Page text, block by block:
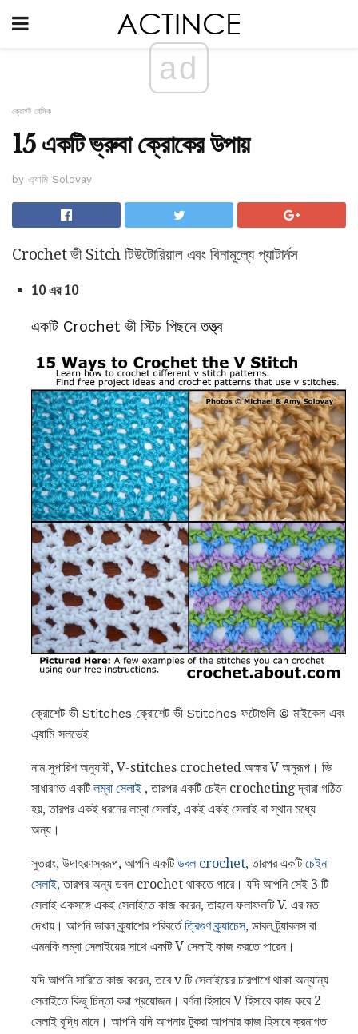
ad
ক্রোশ্ট বেসিক
15 একটি ভ্রুবা ক্রোকের উপায়
by এ্যামি Solovay
Crochet ভী Sitch টিউটোরিয়াল এবং বিনামূল্যে প্যাটার্নস
10 এর 10
একটি Crochet ভী স্টিচ পিছনে তত্ত্ব
ক্রোশেট ভী Stitches ক্রোশেট ভী Stitches ফটোগুলি © মাইকেল এবং
এ্যামি সলভেই
নাম সুপারিশ অনুযায়ী, V-stitches crocheted অক্ষর V অনুরূপ। ভি
সাধারণত একটিলম্বা সেলাই , তারপর একটি চেইন crocheting দ্বারা গঠিত
হয়, তারপর একই ধরনের লম্বা সেলাই, একই একই সেলাই বা স্থান মধ্যে
অন্য।
সুতরাং, উদাহরণস্বরূপ, আপনি একটিডবল crochet,তারপর একটিচেইন
সেলাই,তারপর অন্য ডবল crochet থাকতে পারে। যদি আপনি সেই 3 টি
সেলাই একসঙ্গে একই সেলাইতে কাজ করেন, তাহলে ফলাফলটি V. এর মত
দেখায়। আপনি ডাবল ক্র্যাশের পরিবর্তেত্রিগুণ ক্র্যাচেস, ডাবল ট্র্যাবলস বা
এমনকি লম্বা সেলাইয়ের সাথে একটি V সেলাই কাজ করতে পারেন।
যদি আপনি সারিতে কাজ করেন, তবে v টি সেলাইয়ের চারপাশে থাকা অন্যান্য
সেলাইতে কিছু চিন্তা করা প্রয়োজন। বর্ণনা হিসাবে V হিসাবে কাজ করে 2
সেলাই বৃদ্ধি মানে। আপনি যদি আপনার টুকরা আপনার কাজ হিসাবে ক্রমাগত